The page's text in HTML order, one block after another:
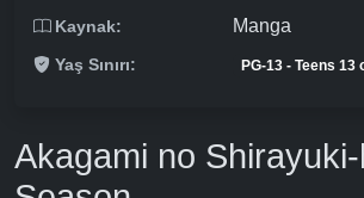
Kaynak: Manga
Yaş Sınırı: PG-13 - Teens 13
Akagami no